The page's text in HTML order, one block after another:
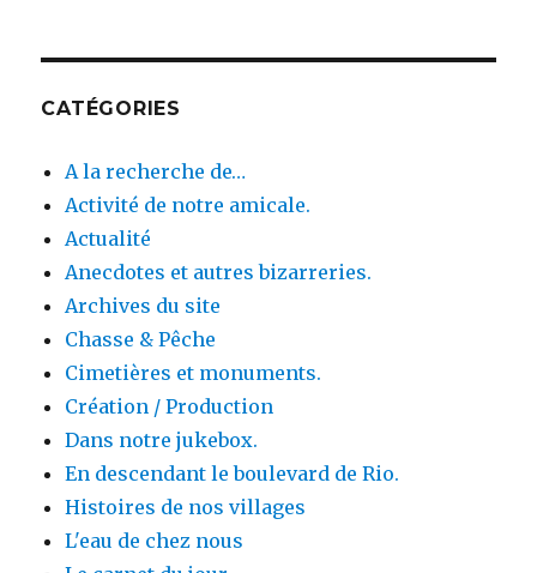
CATÉGORIES
A la recherche de…
Activité de notre amicale.
Actualité
Anecdotes et autres bizarreries.
Archives du site
Chasse & Pêche
Cimetières et monuments.
Création / Production
Dans notre jukebox.
En descendant le boulevard de Rio.
Histoires de nos villages
L'eau de chez nous